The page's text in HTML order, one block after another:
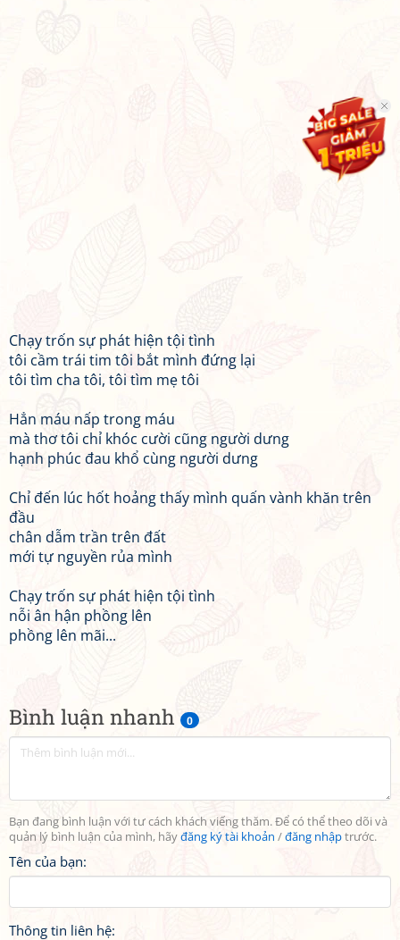
Bình luận nhanh 0
Bạn đang bình luận với tư cách khách viếng thăm. Để có thể theo dõi và
quản lý bình luận của mình, hãyđăng ký tài khoản /đăng nhậptrước.
Tên của bạn:
Thông tin liên hệ:
Chạy trốn sự phát hiện tội tình
tôi cầm trái tim tôi bắt mình đứng lại
tôi tìm cha tôi, tôi tìm mẹ tôi
Hẳn máu nấp trong máu
mà thơ tôi chỉ khóc cười cũng người dưng
hạnh phúc đau khổ cùng người dưng
Chỉ đến lúc hốt hoảng thấy mình quấn vành khăn trên
đầu
chân dẫm trần trên đất
mới tự nguyền rủa mình
Chạy trốn sự phát hiện tội tình
nỗi ân hận phồng lên
phồng lên mãi...